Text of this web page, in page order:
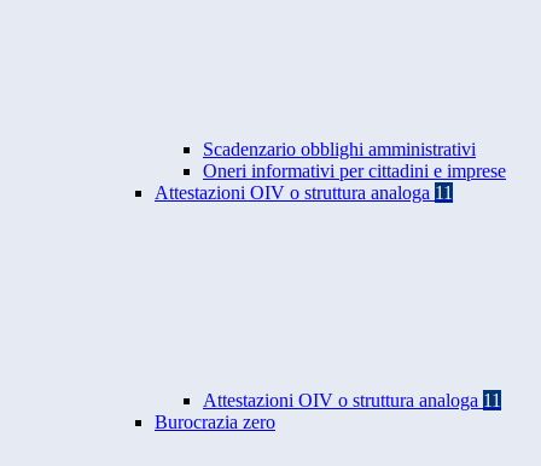
Scadenzario obblighi amministrativi
Oneri informativi per cittadini e imprese
Attestazioni OIV o struttura analoga 11
Attestazioni OIV o struttura analoga 11
Burocrazia zero